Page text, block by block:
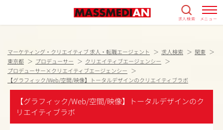
求人検索 メニュー
マーケティング・クリエイティブ 求人・転職エージェント 求人検索
関東
東京都
プロデューサー
クリエイティブエージェンシー
プロデューサー×クリエイティブエージェンシー
【グラフィック/Web/空間/映像】トータルデザインのクリエイティブラボ
【グラフィック/Web/空間/映像】トータルデザインのク
リエイティブラボ